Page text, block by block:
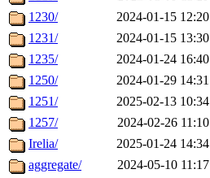
1230/
2024-01-15 12:20
1231/
2024-01-15 13:30
1235/
2024-01-24 16:40
1250/
2024-01-29 14:31
1251/
2025-02-13 10:34
1257/
2024-02-26 11:10
Irelia/
2025-01-24 14:34
aggregate/
2024-05-10 11:17